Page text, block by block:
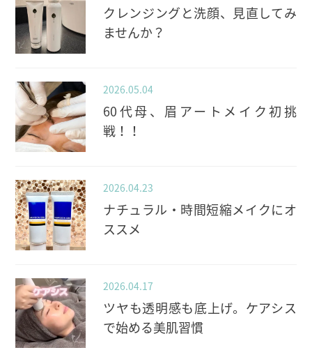
クレンジングと洗顔、見直してみ
ませんか？
2026.05.04
60代母、眉アートメイク初挑
戦！！
2026.04.23
ナチュラル・時間短縮メイクにオ
ススメ
2026.04.17
ツヤも透明感も底上げ。ケアシス
で始める美肌習慣